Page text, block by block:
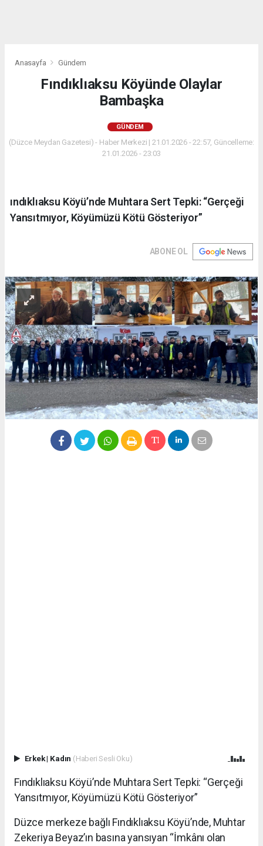
Anasayfa Gündem
Fındıklıaksu Köyünde Olaylar
Bambaşka
GÜNDEM
(Düzce Meydan Gazetesi) - Haber Merkezi | 21.01.2026 - 22:57, Güncelleme:
21.01.2026 - 23:03
ındıklıaksu Köyü’nde Muhtara Sert Tepki: “Gerçeği
Yansıtmıyor, Köyümüzü Kötü Gösteriyor”
ABONE OL
Erkek| Kadın (Haberi Sesli Oku)
Fındıklıaksu Köyü’nde Muhtara Sert Tepki: “Gerçeği
Yansıtmıyor, Köyümüzü Kötü Gösteriyor”
Düzce merkeze bağlı Fındıklıaksu Köyü’nde, Muhtar
Zekeriya Beyaz’ın basına yansıyan “İmkânı olan